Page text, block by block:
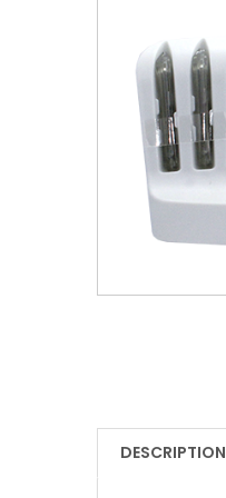
DESCRIPTION